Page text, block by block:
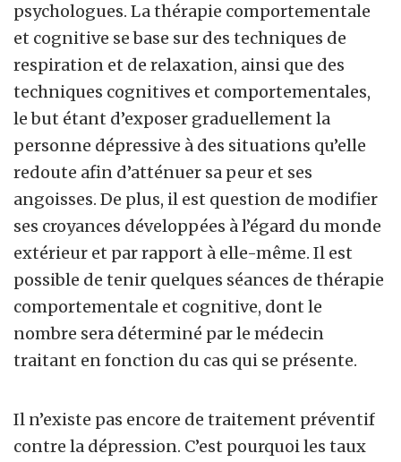
psychologues. La thérapie comportementale
et cognitive se base sur des techniques de
respiration et de relaxation, ainsi que des
techniques cognitives et comportementales,
le but étant d’exposer graduellement la
personne dépressive à des situations qu’elle
redoute afin d’atténuer sa peur et ses
angoisses. De plus, il est question de modifier
ses croyances développées à l’égard du monde
extérieur et par rapport à elle-même. Il est
possible de tenir quelques séances de thérapie
comportementale et cognitive, dont le
nombre sera déterminé par le médecin
traitant en fonction du cas qui se présente.
Il n’existe pas encore de traitement préventif
contre la dépression. C’est pourquoi les taux